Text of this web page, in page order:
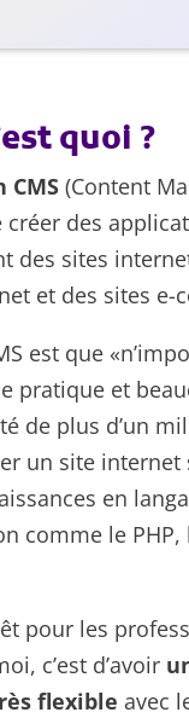
quoi ?
CMS (Content
des
des sites
et des sites e-
est que
pratique et
de plus d’un
un site internet
en
comme le PHP,
pour les
c’est d’avoir
flexible avec